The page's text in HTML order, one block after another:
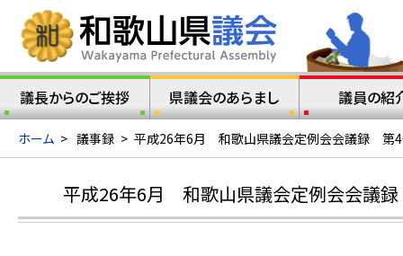
議長からのご挨拶 県議会のあらまし 議員の紹
ホーム > 議事録 > 平成26年6月 和歌山県議会定例会会議録 第4
平成26年6月 和歌山県議会定例会会議